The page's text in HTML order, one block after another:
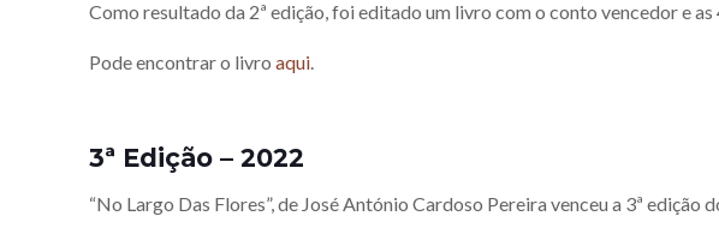
Como resultado da 2ª edição, foi editado um livro com o conto vencedor e
Pode encontrar o livro aqui.
3ª Edição – 2022
“No Largo Das Flores”, de José António Cardoso Pereira venceu a 3ª edição